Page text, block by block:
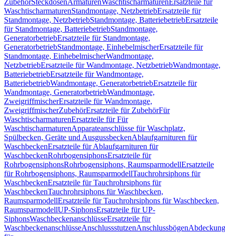
ZubehörSteckdosenArmaturenWaschtischarmaturen Ersatzteile für
WaschtischarmaturenStandmontage, NetzbetriebErsatzteile für
Standmontage, NetzbetriebStandmontage, BatteriebetriebErsatzteile
für Standmontage, BatteriebetriebStandmontage,
GeneratorbetriebErsatzteile für Standmontage,
GeneratorbetriebStandmontage, EinhebelmischerErsatzteile für
Standmontage, EinhebelmischerWandmontage,
NetzbetriebErsatzteile für Wandmontage, NetzbetriebWandmontage,
BatteriebetriebErsatzteile für Wandmontage,
BatteriebetriebWandmontage, GeneratorbetriebErsatzteile für
Wandmontage, GeneratorbetriebWandmontage,
ZweigriffmischerErsatzteile für Wandmontage,
ZweigriffmischerZubehörErsatzteile für ZubehörFür
WaschtischarmaturenErsatzteile für Für
WaschtischarmaturenApparateanschlüsse für Waschplatz,
Spülbecken, Geräte und AusgussbeckenAblaufgarnituren für
WaschbeckenErsatzteile für Ablaufgarnituren für
WaschbeckenRohrbogensiphonsErsatzteile für
RohrbogensiphonsRohrbogensiphons, RaumsparmodellErsatzteile
für Rohrbogensiphons, RaumsparmodellTauchrohrsiphons für
WaschbeckenErsatzteile für Tauchrohrsiphons für
WaschbeckenTauchrohrsiphons für Waschbecken,
RaumsparmodellErsatzteile für Tauchrohrsiphons für Waschbecken,
RaumsparmodellUP-SiphonsErsatzteile für UP-
SiphonsWaschbeckenanschlüsseErsatzteile für
WaschbeckenanschlüsseAnschlussstutzenAnschlussbögen